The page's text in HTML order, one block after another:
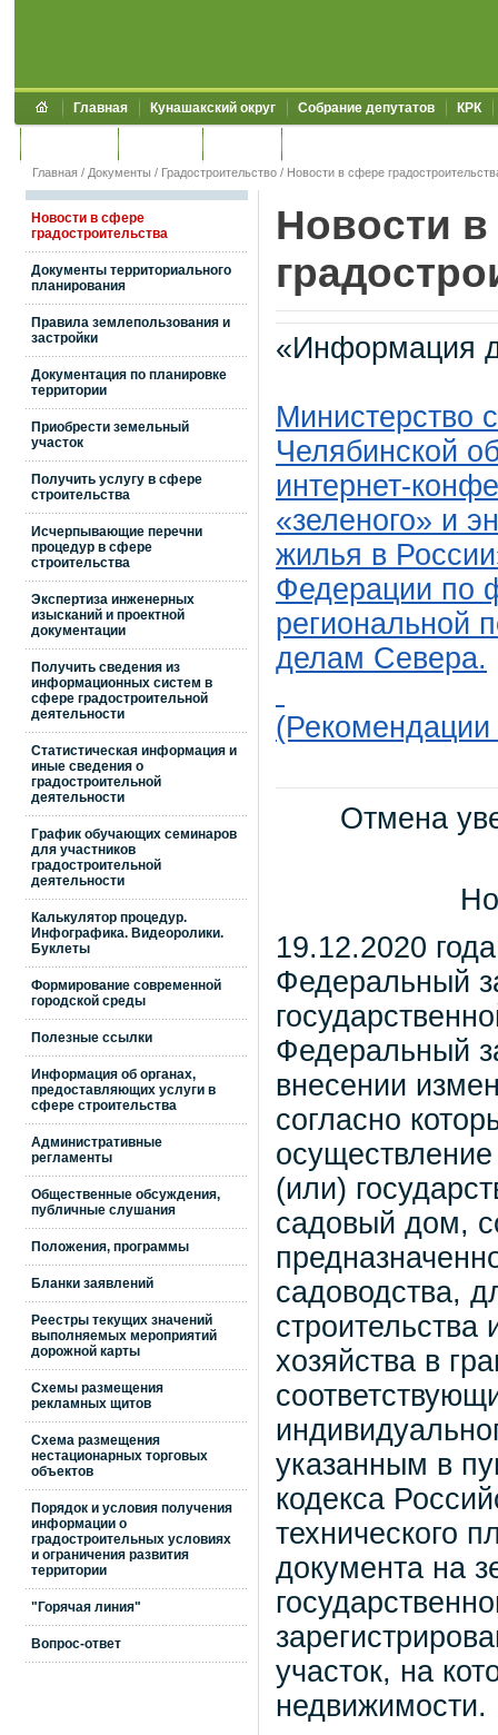
Главная Кунашакский округ Собрание депутатов КРК
Главная / Документы / Градостроительство / Новости в сфере
Новости в сфере
градостроительства
Документы территориального
планирования
Правила землепользования и
застройки
Документация по планировке
территории
Приобрести земельный
участок
Получить услугу в сфере
строительства
Исчерпывающие перечни
процедур в сфере
строительства
Экспертиза инженерных
изысканий и проектной
документации
Получить сведения из
информационных систем в
сфере градостроительной
деятельности
Статистическая информация и
иные сведения о
градостроительной
деятельности
График обучающих семинаров
для участников
градостроительной
деятельности
Калькулятор процедур.
Инфографика. Видеоролики.
Буклеты
Формирование современной
городской среды
Полезные ссылки
Информация об органах,
предоставляющих услуги в
сфере строительства
Административные
регламенты
Общественные обсуждения,
публичные слушания
Положения, программы
Бланки заявлений
Реестры текущих значений
выполняемых мероприятий
дорожной карты
Схемы размещения
рекламных щитов
Схема размещения
нестационарных торговых
объектов
Порядок и условия получения
информации о
градостроительных условиях
и ограничения развития
территории
"Горячая линия"
Вопрос-ответ
Новости
«Информация
Министерство
Челябинской
интернет-
«зеленого» и
жилья в
Федерации по
региональной
делам Севера.
Отмена
19.12.2020
Федеральный
Федеральный
внесении
согласно
осуществление
(или)
садовый дом,
садоводства,
строительства
хозяйства в
указанным в
кодекса
технического
документа на
участок, на
недвижимости.